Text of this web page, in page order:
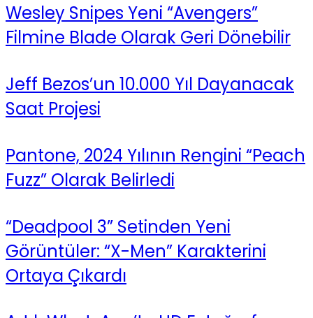
Wesley Snipes Yeni “Avengers”
Filmine Blade Olarak Geri Dönebilir
Jeff Bezos’un 10.000 Yıl Dayanacak
Saat Projesi
Pantone, 2024 Yılının Rengini “Peach
Fuzz” Olarak Belirledi
“Deadpool 3” Setinden Yeni
Görüntüler: “X-Men” Karakterini
Ortaya Çıkardı